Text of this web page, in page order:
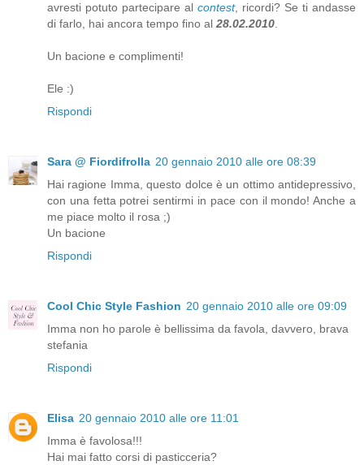
avresti potuto partecipare al contest, ricordi? Se ti andasse
di farlo, hai ancora tempo fino al 28.02.2010
Un bacione e complimenti!
Ele :)
Rispondi
Sara @ Fiordifrolla 20 gennaio 2010 alle ore 08:39
Hai ragione Imma, questo dolce è un ottimo antidepressivo,
con una fetta potrei sentirmi in pace con il mondo! Anche a
me piace molto il rosa ;)
Un bacione
Rispondi
Cool Chic Style Fashion 20 gennaio 2010 alle ore 09:09
Imma non ho parole è bellissima da favola, davvero, brava
stefania
Rispondi
Elisa 20 gennaio 2010 alle ore 11:01
Imma è favolosa!!!
Hai mai fatto corsi di pasticceria?